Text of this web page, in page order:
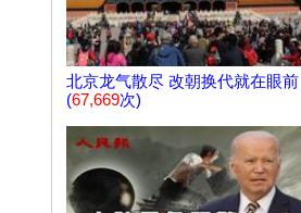
北京龙气散尽 改朝换代就在眼前
(67,669次)